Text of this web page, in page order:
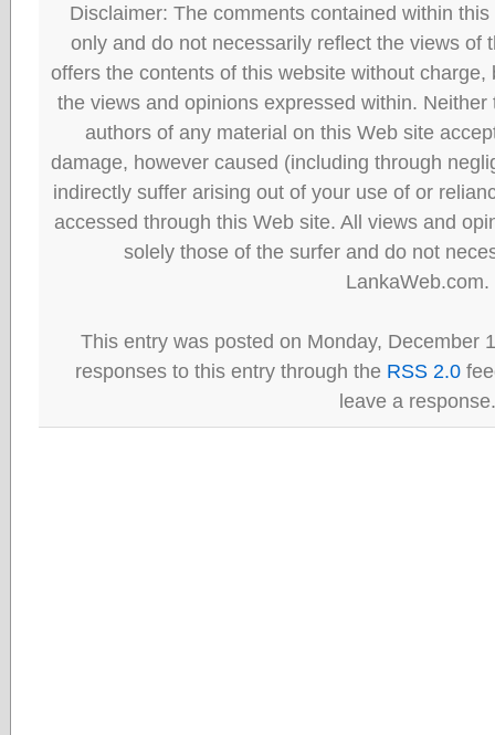
Disclaimer: The comments contained within
only and do not necessarily reflect the views of
offers the contents of this website without
the views and opinions expressed within.
authors of any material on this Web site
damage, however caused (including through
indirectly suffer arising out of your use of or
accessed through this Web site. All views and
solely those of the surfer and do not
LankaWeb.com.
This entry was posted on Monday, December
responses to this entry through the RSS 2.0
leave a response.